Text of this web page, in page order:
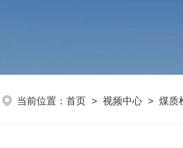
当前位置： 首页 > 视频中心 > 煤质